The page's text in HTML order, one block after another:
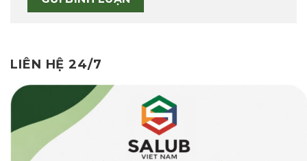
LIÊN HỆ 24/7